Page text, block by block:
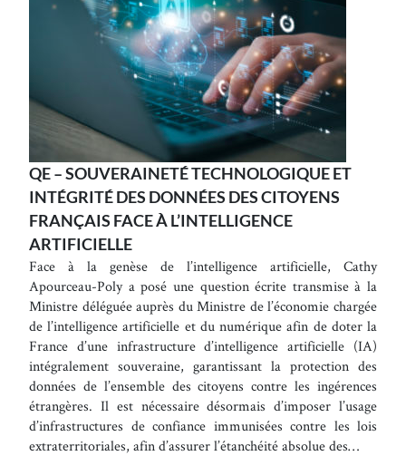
QE – SOUVERAINETÉ TECHNOLOGIQUE ET
INTÉGRITÉ DES DONNÉES DES CITOYENS
FRANÇAIS FACE À L’INTELLIGENCE
ARTIFICIELLE
Face à la genèse de l’intelligence artificielle, Cathy
Apourceau-Poly a posé une question écrite transmise à la
Ministre déléguée auprès du Ministre de l’économie chargée
de l’intelligence artificielle et du numérique afin de doter la
France d’une infrastructure d’intelligence artificielle (IA)
intégralement souveraine, garantissant la protection des
données de l’ensemble des citoyens contre les ingérences
étrangères. Il est nécessaire désormais d’imposer l’usage
d’infrastructures de confiance immunisées contre les lois
extraterritoriales, afin d’assurer l’étanchéité absolue des…